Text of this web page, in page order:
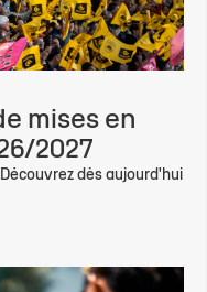
mises en
2027
dès aujourd'hui